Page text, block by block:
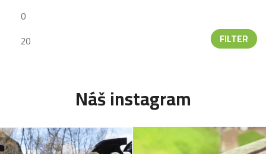
FILTER
Náš instagram